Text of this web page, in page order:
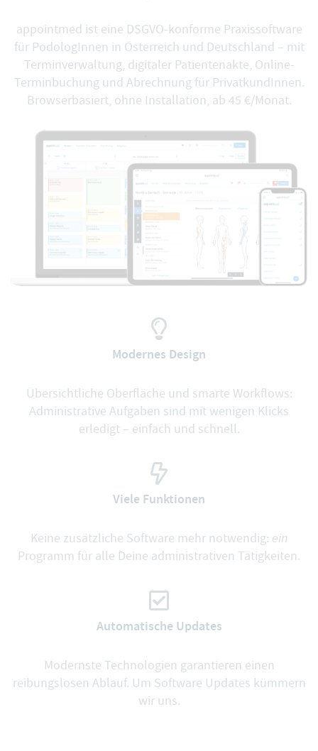
appointmed ist eine DSGVO-konforme Praxissoftware
für PodologInnen in Österreich und Deutschland – mit
Terminverwaltung, digitaler Patientenakte, Online-
Terminbuchung und Abrechnung für PrivatkundInnen.
Browserbasiert, ohne Installation, ab 45 €/Monat.
Modernes Design
Übersichtliche Oberfläche und smarte Workflows:
Administrative Aufgaben sind mit wenigen Klicks
erledigt – einfach und schnell.
Viele Funktionen
Keine zusätzliche Software mehr notwendig: ein
Programm für alle Deine administrativen Tätigkeiten.
Automatische Updates
Modernste Technologien garantieren einen
reibungslosen Ablauf. Um Software Updates kümmern
wir uns.